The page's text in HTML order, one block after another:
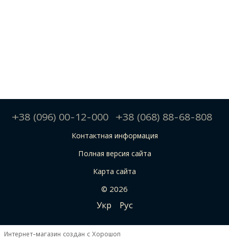
+38 (096) 00-12-000 +38 (068) 88-68-808
Контактная информация
Полная версия сайта
Карта сайта
© 2026
Укр Рус
Интернет-магазин создан с Хорошоп